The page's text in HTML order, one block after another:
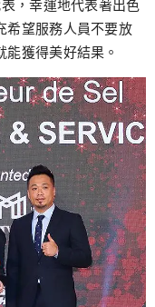
，幸運地代表著出色
希望服務人員不要放
獲得美好結果。